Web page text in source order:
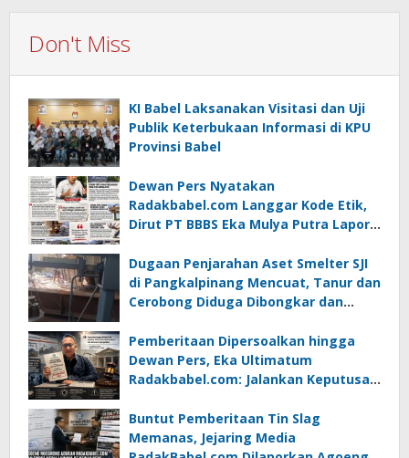
Don't Miss
KI Babel Laksanakan Visitasi dan Uji
Publik Keterbukaan Informasi di KPU
Provinsi Babel
Dewan Pers Nyatakan
Radakbabel.com Langgar Kode Etik,
Dirut PT BBBS Eka Mulya Putra Lapor
Dugaan Penjarahan Aset Smelter SJI
di Pangkalpinang Mencuat, Tanur dan
Cerobong Diduga Dibongkar dan
Pemberitaan Dipersoalkan hingga
Dewan Pers, Eka Ultimatum
Radakbabel.com: Jalankan Keputusan
Buntut Pemberitaan Tin Slag
Memanas, Jejaring Media